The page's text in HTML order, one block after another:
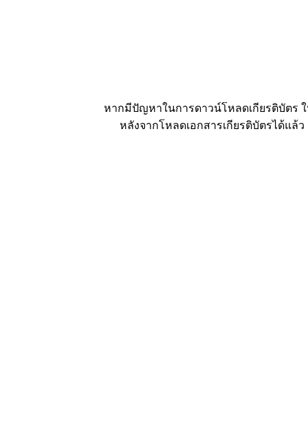
หากมีปัญหาในการดาวน์โหลดเกียรติบัตร
หลังจากโหลดเอกสารเกียรติบัตรได้แล้